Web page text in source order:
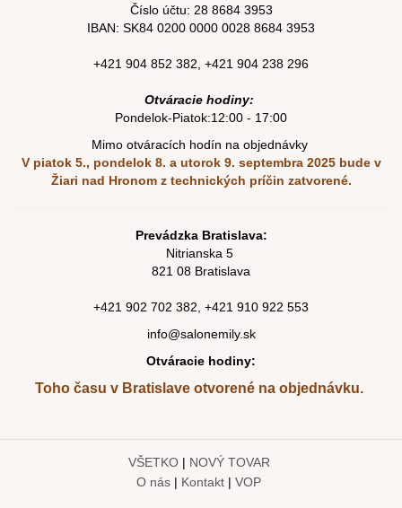
Číslo účtu: 28 8684 3953
IBAN: SK84 0200 0000 0028 8684 3953
+421 904 852 382 +421 904 238 296
Otváracie hodiny:
Pondelok-Piatok:12:00 - 17:00
Mimo otváracích hodín na objednávky
V piatok 5., pondelok 8. a utorok 9. septembra 2025 bude v
Žiari nad Hronom z technických príčin zatvorené.
Prevádzka Bratislava:
Nitrianska 5
821 08 Bratislava
+421 902 702 382 +421 910 922 553
info@salonemily.sk
Otváracie hodiny:
Toho času v Bratislave otvorené na objednávku.
VŠETKO| NOVÝ TOVAR
O nás | Kontakt | VOP